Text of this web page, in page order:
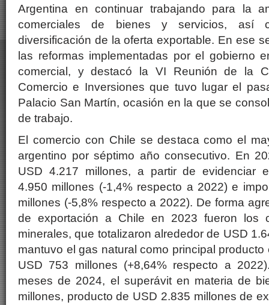
Argentina en continuar trabajando para la
comerciales de bienes y servicios, así
diversificación de la oferta exportable. En ese
las reformas implementadas por el gobierno
comercial, y destacó la VI Reunión de la
Comercio e Inversiones que tuvo lugar el
Palacio San Martín, ocasión en la que se
de trabajo.
El comercio con Chile se destaca como el
argentino por séptimo año consecutivo. En
USD 4.217 millones, a partir de evidenciar
4.950 millones (-1,4% respecto a 2022) e
millones (-5,8% respecto a 2022). De forma
de exportación a Chile en 2023 fueron los
minerales, que totalizaron alrededor de USD
mantuvo el gas natural como principal
USD 753 millones (+8,64% respecto a
meses de 2024, el superávit en materia de
millones, producto de USD 2.835 millones de